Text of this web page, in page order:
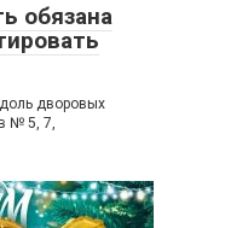
обязана
дворовых
№ 5, 7,